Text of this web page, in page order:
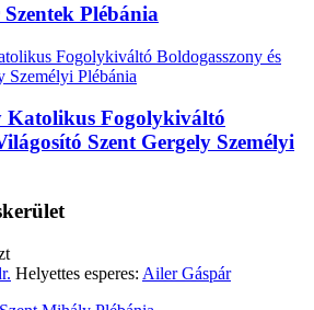
Plébánia
Katolikus Fogolykiváltó
Szent Gergely Személyi
Helyettes esperes: Ailer Gáspár